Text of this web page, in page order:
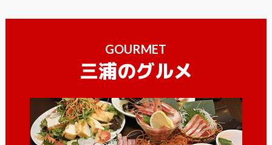
GOURMET
三浦のグルメ